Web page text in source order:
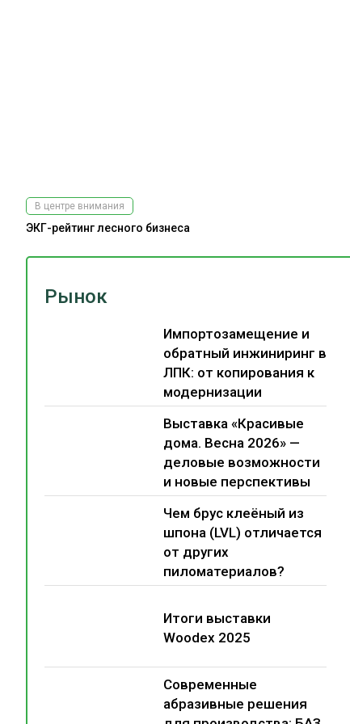
Рынок
Импортозамещение и
обратный инжиниринг в
ЛПК: от копирования к
модернизации
Выставка «Красивые
дома. Весна 2026» —
деловые возможности
и новые перспективы
Чем брус клеёный из
шпона (LVL) отличается
от других
пиломатериалов?
Итоги выставки
Woodex 2025
Современные
абразивные решения
В центре внимания
ЭКГ-рейтинг лесного бизнеса